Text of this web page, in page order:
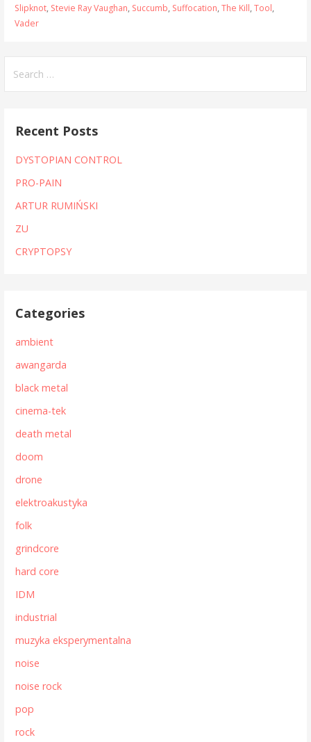
Slipknot, Stevie Ray Vaughan, Succumb, Suffocation, The Kill, Tool,
Vader
for:
Recent Posts
DYSTOPIAN CONTROL
PRO-PAIN
ARTUR RUMIŃSKI
ZU
CRYPTOPSY
Categories
ambient
awangarda
black metal
cinema-tek
death metal
doom
drone
elektroakustyka
folk
grindcore
hard core
IDM
industrial
muzyka eksperymentalna
noise
noise rock
pop
rock